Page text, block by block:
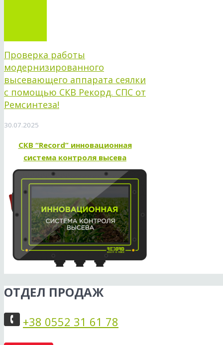
Проверка работы
модернизированного
высевающего аппарата сеялки
с помощью СКВ Рекорд. СПС от
Ремсинтеза!
30.07.2025
СКВ “Record” инновационная
система контроля высева
ОТДЕЛ ПРОДАЖ
+38 0552 31 61 78